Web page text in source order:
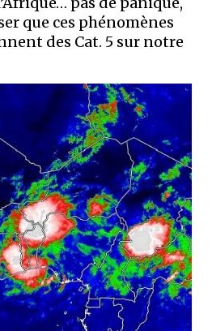
que ces phénomènes
des Cat. 5 sur notre